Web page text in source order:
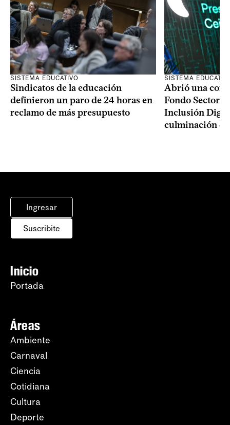
SISTEMA EDUCATIVO
Sindicatos de la educación
definieron un paro de 24 horas en
reclamo de más presupuesto
SISTEMA
Abrió una
Fondo
Inclusión
culminación
Ingresar
Suscribite
Inicio
Portada
Áreas
Ambiente
Carnaval
Ciencia
Cotidiana
Cultura
Deporte